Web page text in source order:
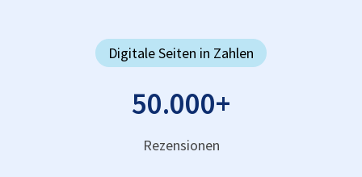
Digitale Seiten in Zahlen
50.000+
Rezensionen